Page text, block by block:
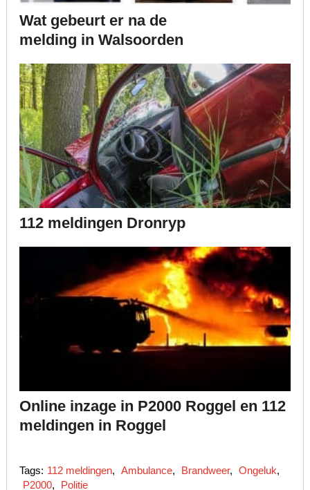
Wat gebeurt er na de
melding in Walsoorden
112 meldingen Dronryp
Online inzage in P2000 Roggel en 112
meldingen in Roggel
Tags: 112 meldingen, Ambulance, Brandweer, Ongeluk,
P2000, Politie